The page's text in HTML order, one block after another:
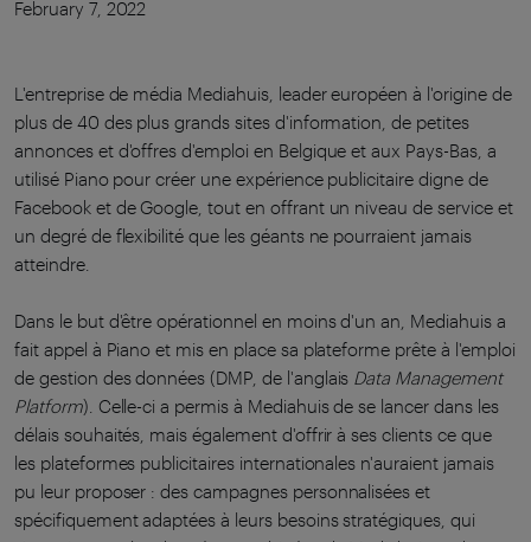
February 7, 2022
L'entreprise de média Mediahuis, leader européen à l'origine de
plus de 40 des plus grands sites d'information, de petites
annonces et d'offres d'emploi en Belgique et aux Pays-Bas, a
utilisé Piano pour créer une expérience publicitaire digne de
Facebook et de Google, tout en offrant un niveau de service et
un degré de flexibilité que les géants ne pourraient jamais
atteindre.
Dans le but d'être opérationnel en moins d'un an, Mediahuis a
fait appel à Piano et mis en place sa plateforme prête à l'emploi
de gestion des données (DMP, de l'anglais Data Management
Platform). Celle-ci a permis à Mediahuis de se lancer dans les
délais souhaités, mais également d'offrir à ses clients ce que
les plateformes publicitaires internationales n'auraient jamais
pu leur proposer : des campagnes personnalisées et
spécifiquement adaptées à leurs besoins stratégiques, qui